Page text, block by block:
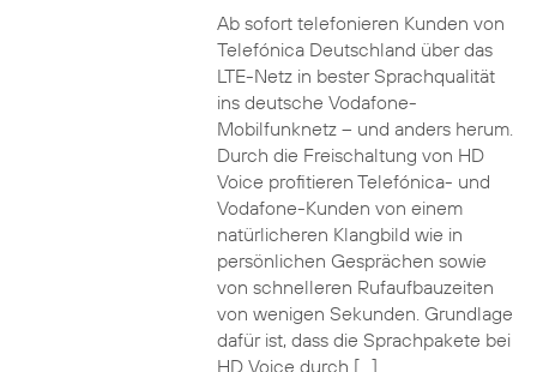
Ab sofort telefonieren Kunden von
Telefónica Deutschland über das
LTE-Netz in bester Sprachqualität
ins deutsche Vodafone-
Mobilfunknetz – und anders herum.
Durch die Freischaltung von HD
Voice profitieren Telefónica- und
Vodafone-Kunden von einem
natürlicheren Klangbild wie in
persönlichen Gesprächen sowie
von schnelleren Rufaufbauzeiten
von wenigen Sekunden. Grundlage
dafür ist, dass die Sprachpakete bei
HD Voice durch […]